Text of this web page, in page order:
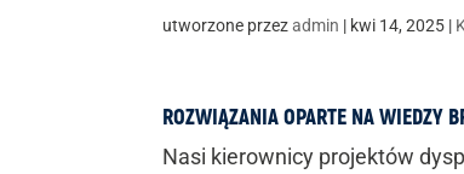
utworzone przezadmin | kwi 14, 2025 |
ROZWIĄZANIA OPARTE NA WIEDZY
Nasi kierownicy projektów